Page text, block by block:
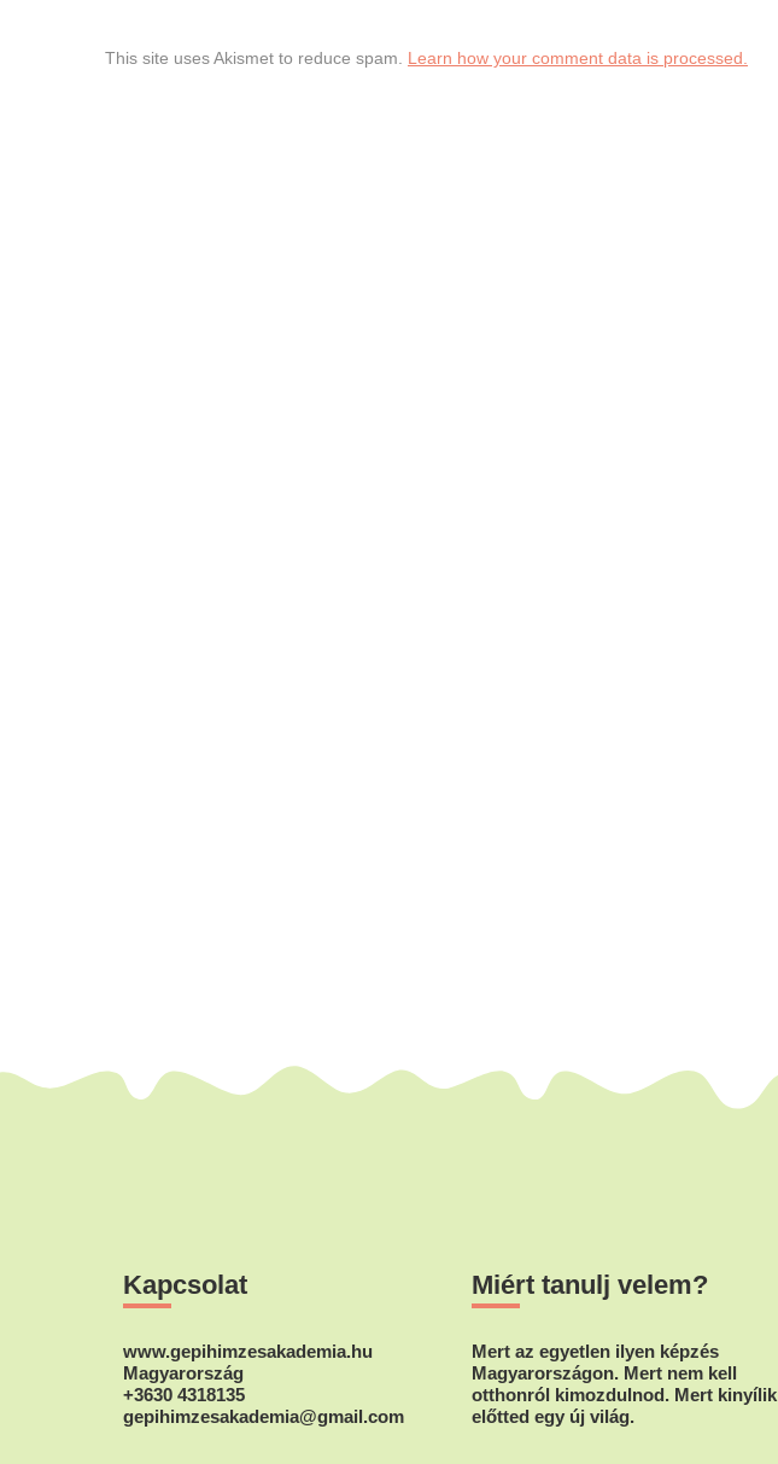
This site uses Akismet to reduce spam. Learn how your comment data is processed.
Kapcsolat
www.gepihimzesakademia.hu
Magyarország
+3630 4318135
gepihimzesakademia@gmail.com
Miért tanulj velem?
Mert az egyetlen ilyen képzés
Magyarországon. Mert nem kell
otthonról kimozdulnod. Mert kinyílik
előtted egy új világ.